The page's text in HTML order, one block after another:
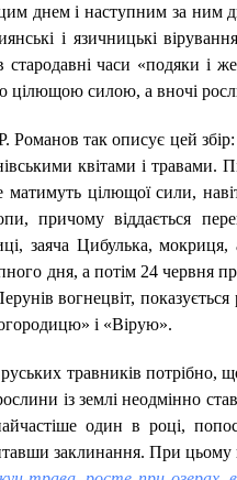
цим днем ​​і наступним за
і язичницькі
часи «подяки і
цілющою силою, а вночі
Романов так описує цей
квітами і травами.
цілющої сили,
причому віддається
заяча Цибулька,
дня, а потім 24 червня
вогнецвіт,
і «Вірую».
травників потрібно,
із землі неодмінно
один в році,
заклинання. При